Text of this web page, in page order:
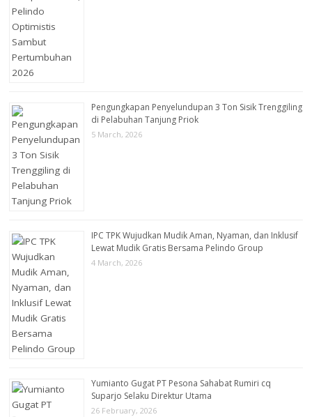
Pengungkapan Penyelundupan 3 Ton Sisik Trenggiling
di Pelabuhan Tanjung Priok
5 March, 2026
IPC TPK Wujudkan Mudik Aman, Nyaman, dan Inklusif
Lewat Mudik Gratis Bersama Pelindo Group
4 March, 2026
Yumianto Gugat PT Pesona Sahabat Rumiri cq
Suparjo Selaku Direktur Utama
26 February, 2026